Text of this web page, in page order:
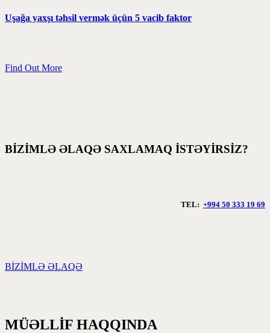
Uşağa yaxşı təhsil vermək üçün 5 vacib faktor
Find Out More
BİZİMLƏ ƏLAQƏ SAXLAMAQ İSTƏYİRSİZ?
TEL: +994 50 333 19 69
BİZİMLƏ ƏLAQƏ
MÜƏLLİF HAQQINDA